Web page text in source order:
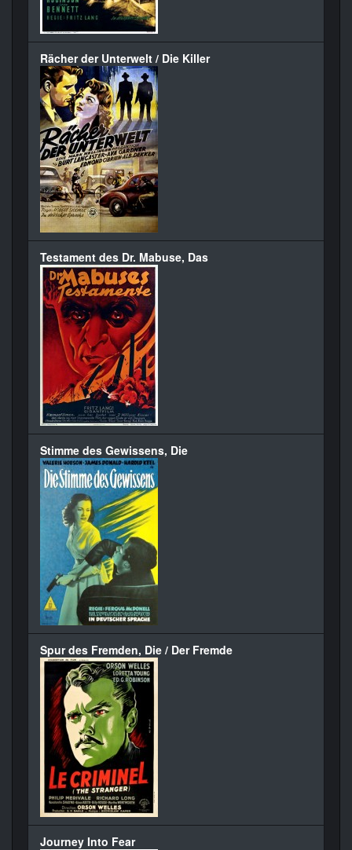
Rächer der Unterwelt / Die Killer
Testament des Dr. Mabuse, Das
Stimme des Gewissens, Die
Spur des Fremden, Die / Der Fremde
Journey Into Fear